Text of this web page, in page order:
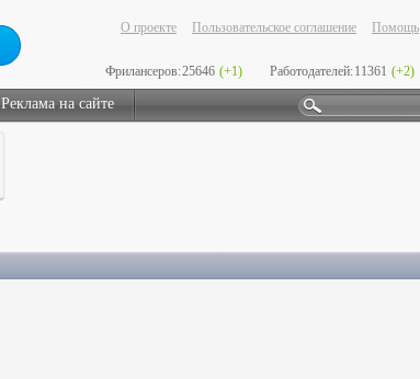
О проекте Пользовательское соглашение Помощь
Фрилансеров:25646 (+1) Работодателей:11361 (+2)
Реклама на сайте